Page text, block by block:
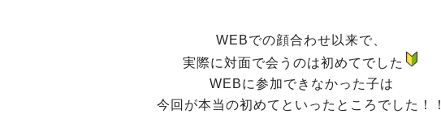
WEBでの顔合わせ以来で、
実際に対面で会うのは初めてでした
WEBに参加できなかった子は
今回が本当の初めてといったところでした！！